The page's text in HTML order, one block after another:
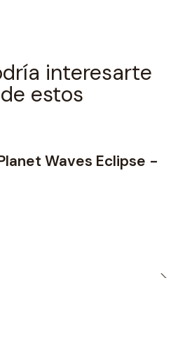
interesarte
estos
Waves Eclipse -